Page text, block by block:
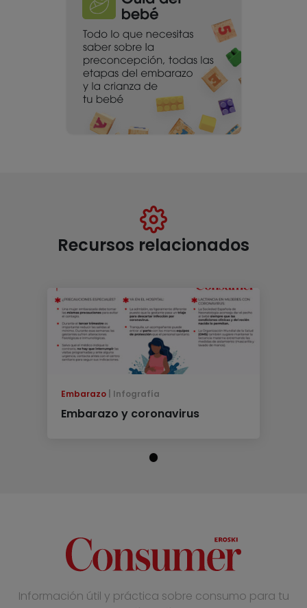
Recursos relacionados
Embarazo Infografía
Embarazo y coronavirus
Información útil y práctica sobre consumo para tu